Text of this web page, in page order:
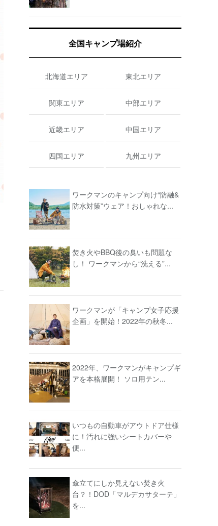
全国キャンプ場紹介
北海道エリア 東北エリア
関東エリア 中部エリア
近畿エリア 中国エリア
四国エリア 九州エリア
ワークマンのキャンプ向け“防融&
防水対策”ウェア！おしゃれな...
焚き火やBBQ後の臭いも問題な
し！ ワークマンから“洗える”...
ワークマンが「キャンプ女子応援
企画」を開始！2022年の秋冬...
2022年、ワークマンがキャンプギ
アを本格展開！ ソロ用テン...
いつもの自動車がアウトドア仕様
に！汚れに強いシートカバーや
便...
傘立てにしか見えない焚き火
台？！DOD「マルデカサターテ」
を...